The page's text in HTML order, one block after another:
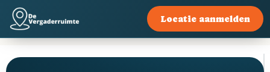
Locatie aanmelden